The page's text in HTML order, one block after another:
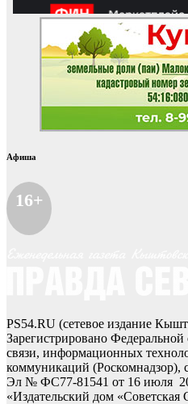
Афиша
16+
PS54.RU (сетевое издание
Зарегистрировано
связи, информационных
коммуникаций (Роскомнадзор),
Эл № ФС77-81541 от 16 июля
«Издательский дом «Советская